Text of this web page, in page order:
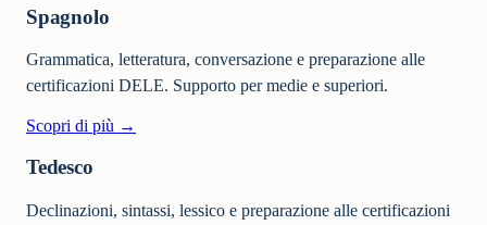
Spagnolo
Grammatica, letteratura, conversazione e preparazione alle
certificazioni DELE. Supporto per medie e superiori.
Scopri di più →
Tedesco
Declinazioni, sintassi, lessico e preparazione alle certificazioni